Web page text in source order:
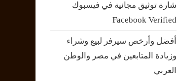
شارة توثيق مجانية في فيسبوك
Facebook Verified
أفضل وأرخص سيرفر لبيع وشراء
وزيادة المتابعين في مصر والوطن
العربي